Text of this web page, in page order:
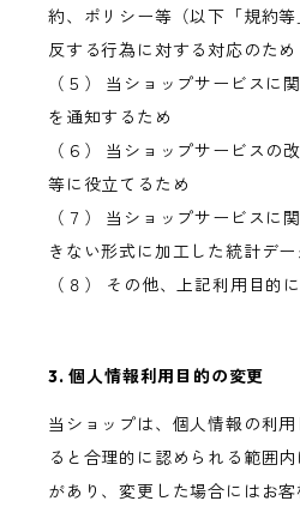
約、ポリシー等（以下「規約
反する行為に対する対応のため
（５） 当ショップサービスに
を通知するため
（６） 当ショップサービスの
等に役立てるため
（７） 当ショップサービスに
きない形式に加工した統計デ
（８） その他、上記利用目的
3. 個人情報利用目的の変更
当ショップは、個人情報の利
ると合理的に認められる範囲
があり、変更した場合にはお